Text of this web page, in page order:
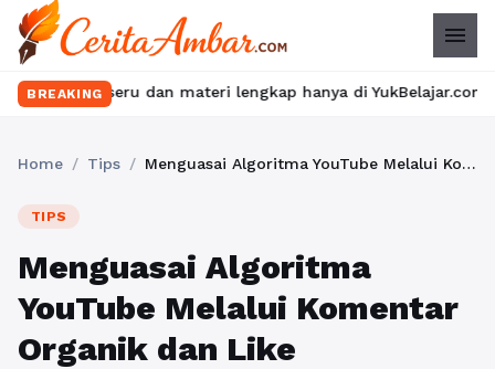
menu
BREAKING
dan materi lengkap hanya di YukBelajar.com. Mulai
Home / Tips / Menguasai Algoritma YouTube Melalui Komentar Organik dan Like
TIPS
Menguasai Algoritma
YouTube Melalui Komentar
Organik dan Like